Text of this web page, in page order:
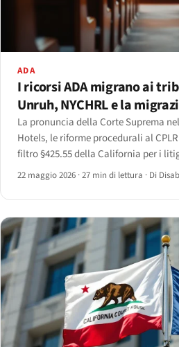
ADA
I ricorsi ADA migrano ai
Unruh, NYCHRL e la
La pronuncia della Corte Suprema
Hotels, le riforme procedurali al
filtro §425.55 della California per i
spostato in misura misurabile i ricorsi
22 maggio 2026 ·27 min di lettura · Di